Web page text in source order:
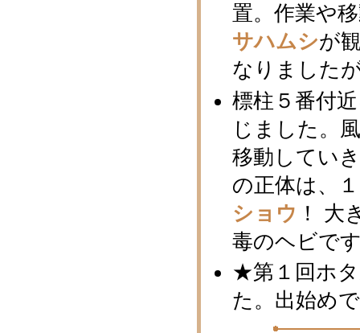
置。作業や
サハムシが
なりました
標柱５番付
じました。
移動してい
の正体は、
ショウ ！ 大
毒のヘビで
★第１回ホ
た。出始め